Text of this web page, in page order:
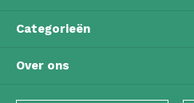
Categorieën
Over ons